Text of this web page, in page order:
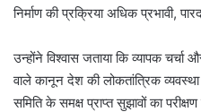
निर्माण की प्रक्रिया अधिक प्रभावी,
उन्होंने विश्वास जताया कि व्यापक चर्चा
वाले कानून देश की लोकतांत्रिक
समिति के समक्ष प्राप्त सुझावों का